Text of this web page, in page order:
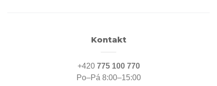
Kontakt
+420 775 100 770
Po–Pá 8:00–15:00